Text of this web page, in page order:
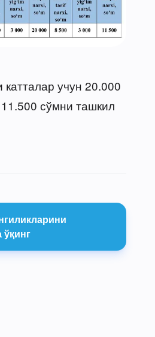
учун 20.000
сўмни ташкил
ўқинг